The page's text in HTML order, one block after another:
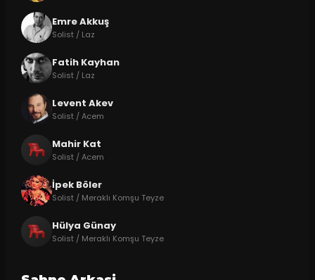
Emre Akkuş
Solist / Laz
Fatih Kayhan
Solist / Laz
Levent Akev
Solist / Acem
Mahir Kat
Solist / Acem
İpek Böler
Solist / Meraklı Komşu Teyze
Hülya Günay
Solist / Meraklı Komşu Teyze